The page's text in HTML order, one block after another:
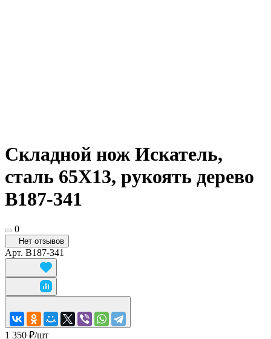
Складной нож Искатель,
сталь 65Х13, рукоять дерево
B187-341
0
Нет отзывов
Арт. B187-341
1 350 ₽/шт